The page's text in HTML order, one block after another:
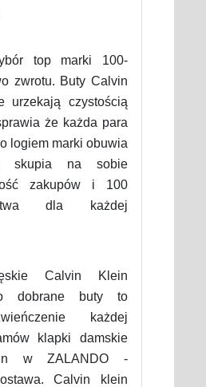
top marki 100-
zwrotu. Buty Calvin
urzekają czystością
że każda para
logiem marki obuwia
skupia na sobie
zakupów i 100
dla każdej
Calvin Klein
dobrane buty to
każdej
klapki damskie
w ZALANDO -
Calvin klein